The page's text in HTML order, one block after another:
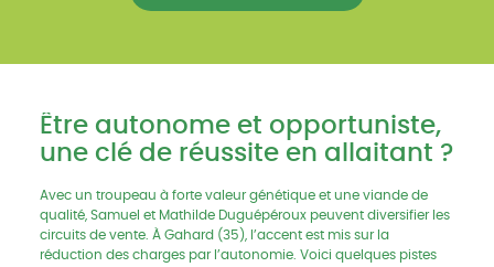
Être autonome et opportuniste,
une clé de réussite en allaitant ?
Avec un troupeau à forte valeur génétique et une viande de
qualité, Samuel et Mathilde Duguépéroux peuvent diversifier les
circuits de vente. À Gahard (35), l’accent est mis sur la
réduction des charges par l’autonomie. Voici quelques pistes